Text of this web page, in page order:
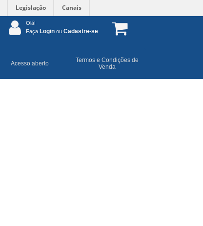
Legislação Canais
Olá!
Faça Login ou Cadastre-se
Acesso aberto
Termos e Condições de
Venda